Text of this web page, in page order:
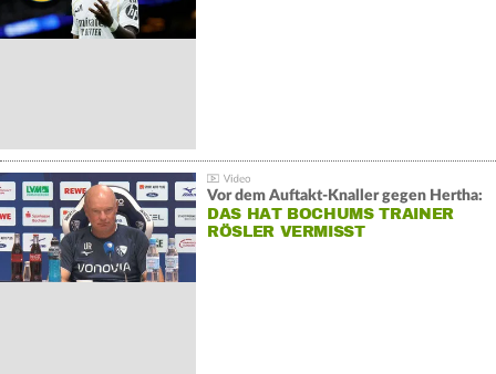
Vor dem Auftakt-Knaller gegen Hertha:
DAS HAT BOCHUMS TRAINER
RÖSLER VERMISST